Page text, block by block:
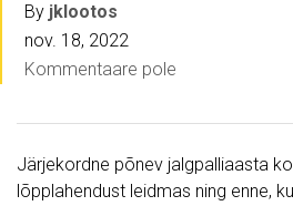
By jklootos
nov. 18, 2022
Kommentaare pole
Järjekordne põnev jalgpalliaasta
lõpplahendust leidmas ning enne,